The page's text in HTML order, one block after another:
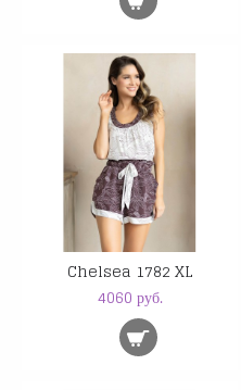
Chelsea 1782 XL
4060 руб.